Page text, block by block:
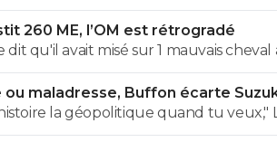
à son sujet sur sa longue blessure. Il
cités ne veulent pas prendre de
sur sa longue blessure avant
somme dans ce joueur.
260 ME, l’OM est rétrogradé
dit qu'il avait misé sur 1 mauvais cheval
ou maladresse, Buffon écarte
la géopolitique quand tu veux," LOL
meme pas apprendre à un collégien